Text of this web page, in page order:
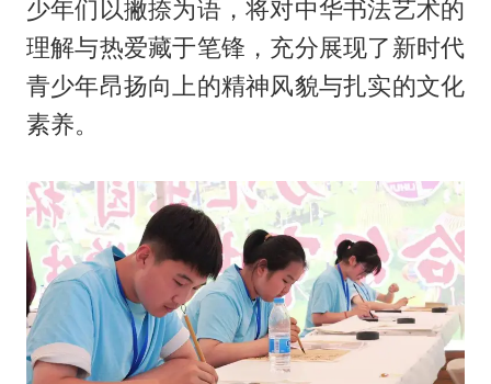
少年们以撇捺为语，将对中华书法艺术的
理解与热爱藏于笔锋，充分展现了新时代
青少年昂扬向上的精神风貌与扎实的文化
素养。